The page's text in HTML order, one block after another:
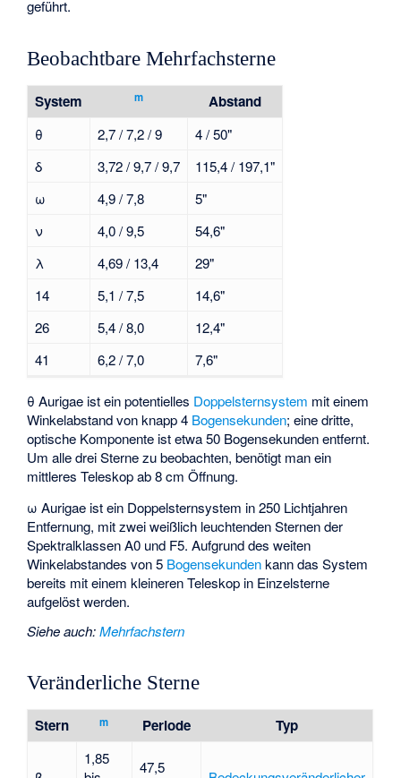
geführt.
Beobachtbare Mehrfachsterne
System m Abstand
θ 2,7 / 7,2 / 9
4 / 50"
δ
3,72 / 9,7 / 9,7
115,4 / 197,1"
ω
4,9 / 7,8
5"
ν
4,0 / 9,5
54,6"
λ
4,69 / 13,4
29"
14
5,1 / 7,5
14,6"
26
5,4 / 8,0
12,4"
41
6,2 / 7,0 7,6"
θ Aurigae ist ein potentielles Doppelsternsystem mit einem
Winkelabstand von knapp 4 Bogensekunden; eine dritte,
optische Komponente ist etwa 50 Bogensekunden entfernt.
Um alle drei Sterne zu beobachten, benötigt man ein
mittleres Teleskop ab 8 cm Öffnung.
ω Aurigae ist ein Doppelsternsystem in 250 Lichtjahren
Entfernung, mit zwei weißlich leuchtenden Sternen der
Spektralklassen A0 und F5. Aufgrund des weiten
Winkelabstandes von 5 Bogensekundenkann das System
bereits mit einem kleineren Teleskop in Einzelsterne
aufgelöst werden.
Siehe auch:Mehrfachstern
Veränderliche Sterne
Stern m Periode Typ
1,85
47,5